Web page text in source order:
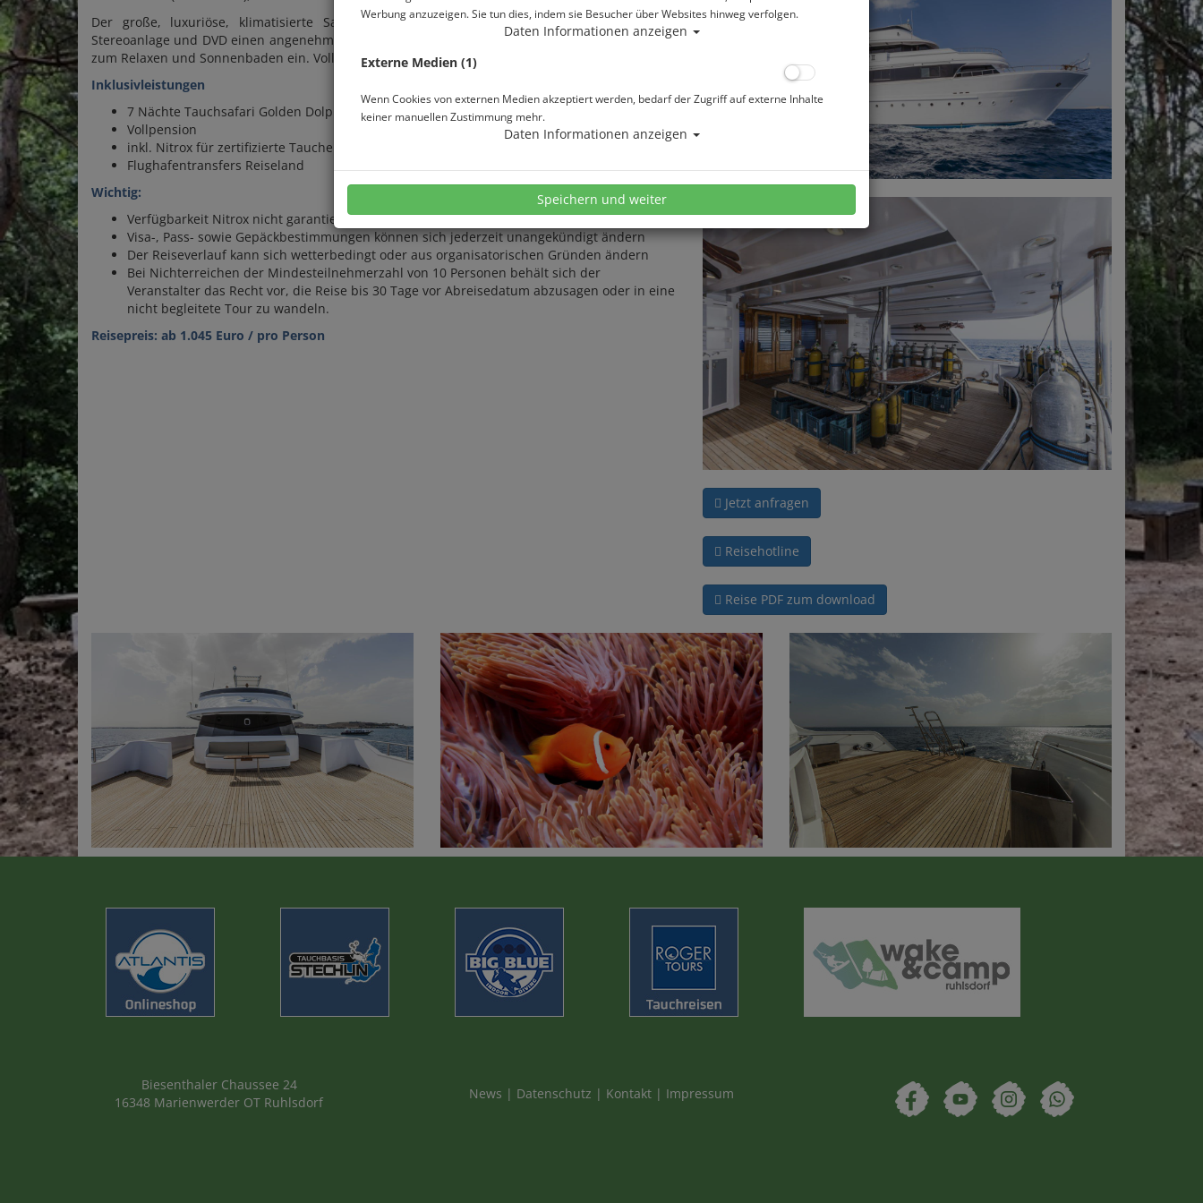
Der große, luxuriöse, klimatisierte Salon (3x unterteilt) bietet den Gästen mit TV/Video,
Stereoanlage und DVD einen angenehmen Aufenthalt. Die zwei gemütlichen Sonnendecks laden
zum Relaxen und Sonnenbaden ein. Vollpension während des Aufenthaltes an Bord.
Inklusivleistungen
7 Nächte Tauchsafari Golden Dolphin II / Doppelkabine
Vollpension
inkl. Nitrox für zertifizierte Taucher
Flughafentransfers Reiseland
Wichtig:
Verfügbarkeit Nitrox nicht garantiert
Visa-, Pass- sowie Gepäckbestimmungen können sich jederzeit unangekündigt ändern
Der Reiseverlauf kann sich wetterbedingt oder aus organisatorischen Gründen ändern
Bei Nichterreichen der Mindesteilnehmerzahl von 10 Personen behält sich der
Veranstalter das Recht vor, die Reise bis 30 Tage vor Abreisedatum abzusagen oder in eine
nicht begleitete Tour zu wandeln.
Reisepreis: ab 1.045 Euro / pro Person
Jetzt anfragen
Reisehotline
Reise PDF zum download
Biesenthaler Chaussee 24
16348 Marienwerder OT Ruhlsdorf
News | Datenschutz | Kontakt | Impressum
Werbung anzuzeigen. Sie tun dies, indem sie Besucher über Websites hinweg verfolgen.
Daten Informationen anzeigen
Externe Medien (1)
Wenn Cookies von externen Medien akzeptiert werden, bedarf der Zugriff auf externe Inhalte
keiner manuellen Zustimmung mehr.
Daten Informationen anzeigen
Speichern und weiter